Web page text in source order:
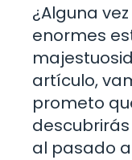
¿Alguna
enormes
artículo,
prometo
al pasado